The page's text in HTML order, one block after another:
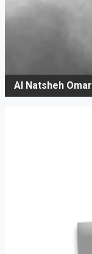
Al Natsheh Omar